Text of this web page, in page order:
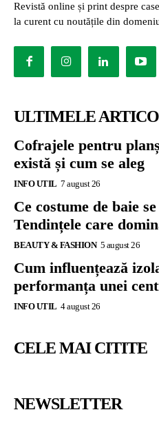
Revistă online și print despre
la curent cu noutățile din
ULTIMELE
Cofrajele pentru
există și cum se aleg
INFO UTIL 7 august 26
Ce costume de baie
Tendințele care
BEAUTY & FASHION 5 august 26
Cum influențează
performanța unei
INFO UTIL 4 august 26
CELE MAI CITITE
NEWSLETTER